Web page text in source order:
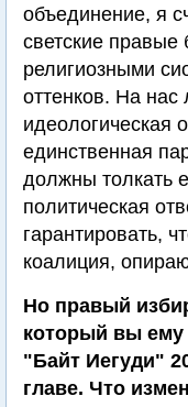
объединение, я
светские
религиозными
оттенков. На
идеологическая
единственная
должны толкать
политическая
гарантировать,
коалиция,
Но правый
который вы ему
"Байт Иегуди"
главе. Что